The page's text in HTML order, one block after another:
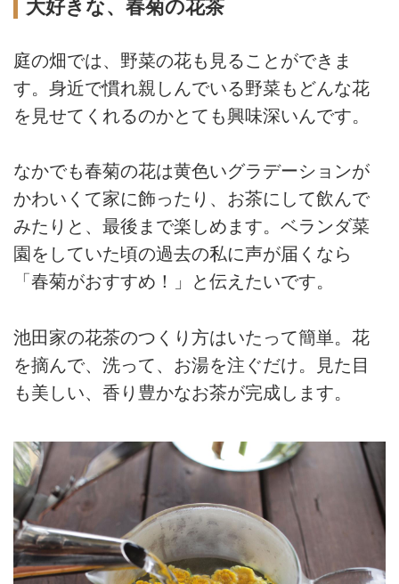
大好きな、春菊の花茶
庭の畑では、野菜の花も見ることができま
す。身近で慣れ親しんでいる野菜もどんな花
を見せてくれるのかとても興味深いんです。
なかでも春菊の花は黄色いグラデーションが
かわいくて家に飾ったり、お茶にして飲んで
みたりと、最後まで楽しめます。ベランダ菜
園をしていた頃の過去の私に声が届くなら
「春菊がおすすめ！」と伝えたいです。
池田家の花茶のつくり方はいたって簡単。花
を摘んで、洗って、お湯を注ぐだけ。見た目
も美しい、香り豊かなお茶が完成します。